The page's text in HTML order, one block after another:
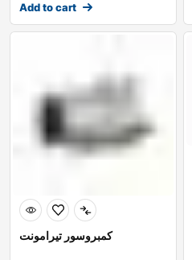
Add to cart
كمبروسور تيرامونت